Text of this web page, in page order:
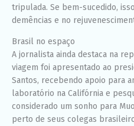
tripulada. Se bem-sucedido,
demências e no
Brasil no espaço
A jornalista ainda destaca na
viagem foi apresentado ao
Santos, recebendo apoio para
laboratório na Califórnia e
considerado um sonho para
perto de seus colegas